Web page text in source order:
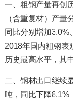
一、粗钢产量再创
（含重复材）产量
同比分别增加3.0%
2018年国内粗钢表
历史最高水平，其
二、钢材出口继续
吨，同比下降8.1%